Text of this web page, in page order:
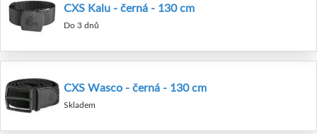
CXS Kalu - černá - 130 cm
Do 3 dnů
CXS Wasco - černá - 130 cm
Skladem